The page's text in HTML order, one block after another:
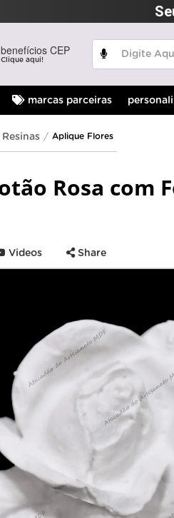
benefícios CEP
Clique aqui!
marcas parceiras
Resinas Aplique Flores
Rosa com
Videos
Share